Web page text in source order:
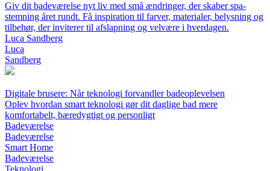
Giv dit badeværelse nyt liv med små ændringer, der skaber spa-
stemning året rundt. Få inspiration til farver, materialer, belysning og
tilbehør, der inviterer til afslapning og velvære i hverdagen.
Luca Sandberg
Luca
Sandberg
Digitale brusere: Når teknologi forvandler badeoplevelsen
Oplev hvordan smart teknologi gør dit daglige bad mere
komfortabelt, bæredygtigt og personligt
Badeværelse
Badeværelse
Smart Home
Badeværelse